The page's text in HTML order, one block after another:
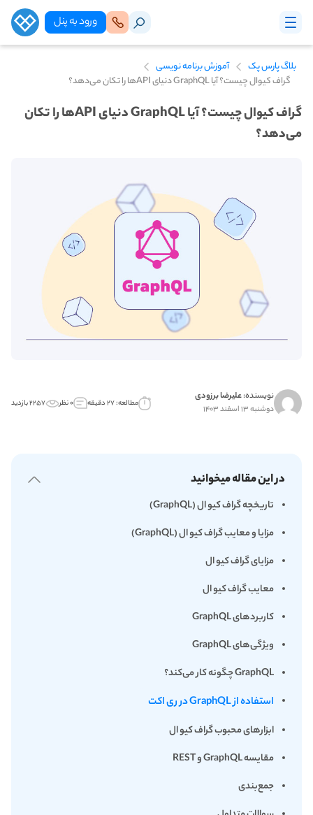
ورود‌ به‌ پنل
بلاگ پارس پک
آموزش برنامه نویسی
گراف کیوال چیست؟ آیا GraphQL دنیای API‌ها را تکان می‌دهد؟
گراف کیوال چیست؟ آیا GraphQL دنیای API‌ها را تکان
می‌دهد؟
نویسنده:علیرضا برزودی
دوشنبه ۱۳ اسفند ۱۴۰۳ مطالعه: ۲۷ دقیقه ۰ نظر ۲۲۵۷ بازدید
در این مقاله میخوانید
تاریخچه گراف کیو ال (GraphQL)
مزایا و معایب گراف کیو ال (GraphQL)
مزایای گراف کیو ال
معایب گراف کیو ال
کاربردهای GraphQL
ویژگی‌های GraphQL
GraphQL چگونه کار می‌کند؟
استفاده از GraphQL در ری اکت
ابزارهای محبوب گراف کیو ال
مقایسه GraphQL و REST
جمع‌بندی